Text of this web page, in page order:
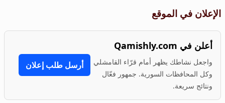
الإعلان في الموقع
أعلن في Qamishly.com
واجعل نشاطك يظهر أمام قرّاء القامشلي
وكل المحافظات السورية. جمهور فعّال
ونتائج سريعة.
أرسل طلب إعلان